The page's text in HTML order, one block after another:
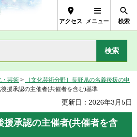
Nagano Prefecture
アクセス メニュー 検索
・芸術 >
［文化芸術分野］長野県の名義後援の申
援承認の主催者(共催者を含む)基準
更新日：2026年3月5日
援承認の主催者(共催者を含